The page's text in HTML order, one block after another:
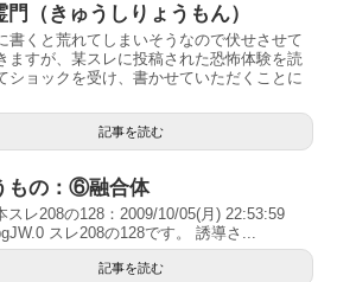
門（きゅうしりょうもん）
書くと荒れてしまいそうなので伏せさせて
ますが、某スレに投稿された恐怖体験を読
ショックを受け、書かせていただくことに
記事を読む
もの：⑥融合体
スレ208の128：2009/10/05(月) 22:53:59
スレ208の128です。 誘導さ...
記事を読む